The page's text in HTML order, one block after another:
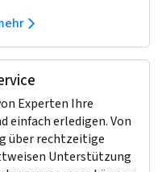
Experten Ihre
einfach erledigen. Von
über rechtzeitige
Unterstützung